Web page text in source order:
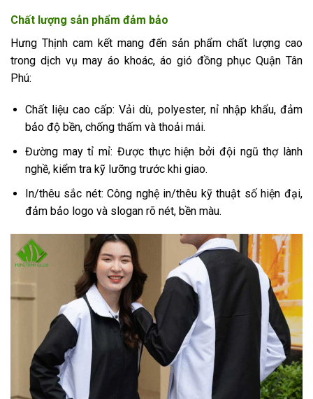
Chất lượng sản phẩm đảm bảo
Hưng Thịnh cam kết mang đến sản phẩm chất lượng cao
trong dịch vụ may áo khoác, áo gió đồng phục Quận Tân
Phú:
Chất liệu cao cấp: Vải dù, polyester, nỉ nhập khẩu, đảm
bảo độ bền, chống thấm và thoải mái.
Đường may tỉ mỉ: Được thực hiện bởi đội ngũ thợ lành
nghề, kiểm tra kỹ lưỡng trước khi giao.
In/thêu sắc nét: Công nghệ in/thêu kỹ thuật số hiện đại,
đảm bảo logo và slogan rõ nét, bền màu.